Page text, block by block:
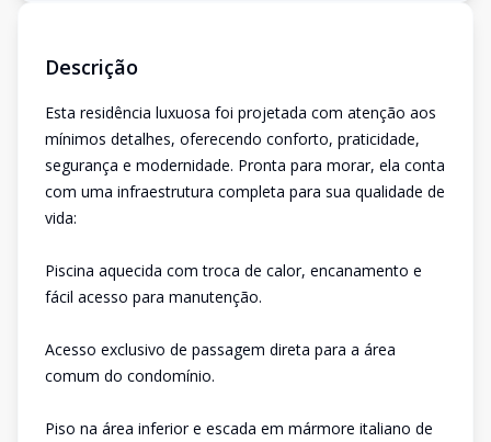
Descrição
Esta residência luxuosa foi projetada com atenção aos
mínimos detalhes, oferecendo conforto, praticidade,
segurança e modernidade. Pronta para morar, ela conta
com uma infraestrutura completa para sua qualidade de
vida:
Piscina aquecida com troca de calor, encanamento e
fácil acesso para manutenção.
Acesso exclusivo de passagem direta para a área
comum do condomínio.
Piso na área inferior e escada em mármore italiano de